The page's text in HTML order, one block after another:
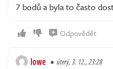
7 bodů a byla to často
Odpovědět
lowe úterý, 3. 12., 23:28